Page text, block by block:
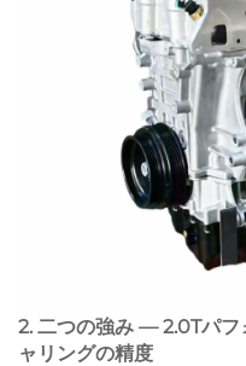
2. 二つの強み — 2.0Tパフ
ャリングの精度